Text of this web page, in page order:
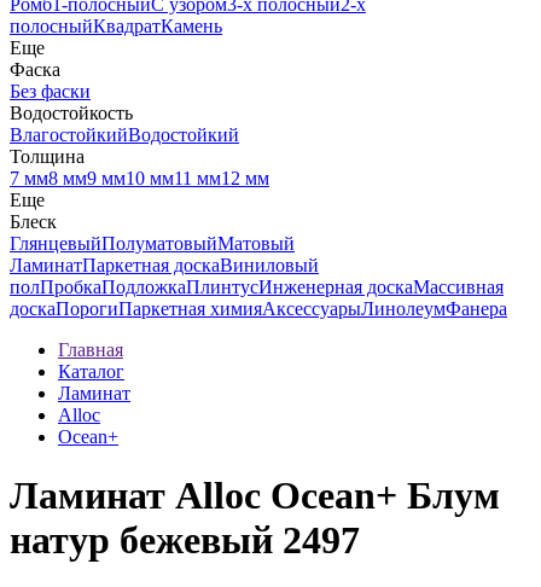
Ромб1-полосныйС узором3-х полосный2-х
полосныйКвадратКамень
Еще
Фаска
Без фаски
Водостойкость
ВлагостойкийВодостойкий
Толщина
7 мм8 мм9 мм10 мм11 мм12 мм
Еще
Блеск
ГлянцевыйПолуматовыйМатовый
ЛаминатПаркетная доскаВиниловый
полПробкаПодложкаПлинтусИнженерная доскаМассивная
доскаПорогиПаркетная химияАксессуарыЛинолеумФанера
Главная
Каталог
Ламинат
Alloc
Ocean+
Ламинат Alloc Ocean+ Блум
натур бежевый 2497